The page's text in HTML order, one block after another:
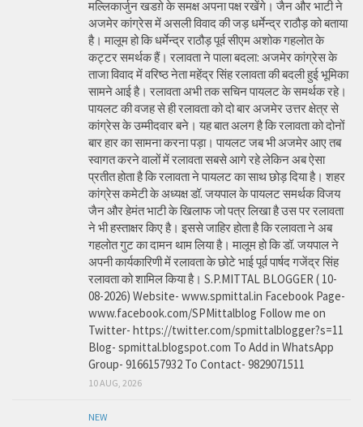
मल्लिकार्जुन खडग़े के समक्ष अपना पक्ष रखेंगे। जैन और भाटी ने
अजमेर कांग्रेस में असली विवाद की जड़ धर्मेन्द्र राठौड़ को बताया
है। मालूम हो कि धर्मेन्द्र राठौड़ पूर्व सीएम अशोक गहलोत के
कट्टर समर्थक हैं। रलावता ने पाला बदला: अजमेर कांग्रेस के
ताजा विवाद में वरिष्ठ नेता महेंद्र सिंह रलावता की बदली हुई भूमिका
सामने आई है। रलावता अभी तक सचिन पायलट के समर्थक रहे।
पायलट की वजह से ही रलावता को दो बार अजमेर उत्तर क्षेत्र से
कांग्रेस के उम्मीदवार बने। यह बात अलग है कि रलावता को दोनों
बार हार का सामना करना पड़ा। पायलट जब भी अजमेर आए तब
स्वागत करने वालों में रलावता सबसे आगे रहे लेकिन अब ऐसा
प्रतीत होता है कि रलावता ने पायलट का साथ छोड़ दिया है। शहर
कांग्रेस कमेटी के अध्यक्ष डॉ. जयपाल के पायलट समर्थक विजय
जैन और हेमंत भाटी के खिलाफ जो पत्र लिखा है उस पर रलावता
ने भी हस्ताक्षर किए है। इससे जाहिर होता है कि रलावता ने अब
गहलोत गुट का दामन थाम लिया है। मालूम हो कि डॉ. जयपाल ने
अपनी कार्यकारिणी में रलावता के छोटे भाई पूर्व पार्षद गजेंद्र सिंह
रलावता को शामिल किया है। S.P.MITTAL BLOGGER ( 10-
08-2026) Website- www.spmittal.in Facebook Page-
www.facebook.com/SPMittalblog Follow me on
Twitter- https://twitter.com/spmittalblogger?s=11
Blog- spmittal.blogspot.com To Add in WhatsApp
Group- 9166157932 To Contact- 9829071511
10 AUG, 2026
NEW